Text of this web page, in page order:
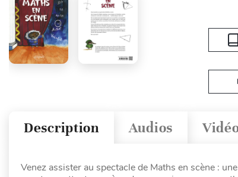
Audios
Description
Venez assister au spectacle de Maths en scène :